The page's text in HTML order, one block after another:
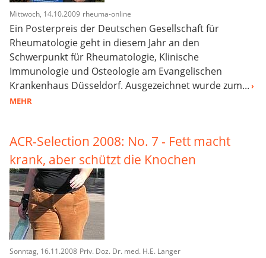
Mittwoch, 14.10.2009 rheuma-online
Ein Posterpreis der Deutschen Gesellschaft für
Rheumatologie geht in diesem Jahr an den
Schwerpunkt für Rheumatologie, Klinische
Immunologie und Osteologie am Evangelischen
Krankenhaus Düsseldorf. Ausgezeichnet wurde zum... ›
MEHR
ACR-Selection 2008: No. 7 - Fett macht
krank, aber schützt die Knochen
Sonntag, 16.11.2008 Priv. Doz. Dr. med. H.E. Langer